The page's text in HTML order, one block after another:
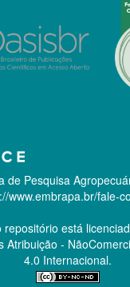
de Pesquisa
www.embrapa.br/fale-
está
Atribuição -
4.0 Internacional.